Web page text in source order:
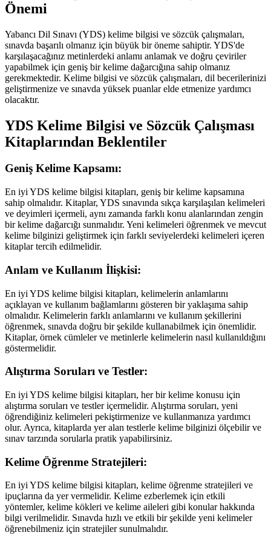
Önemi
Yabancı Dil Sınavı (YDS) kelime bilgisi ve sözcük çalışmaları,
sınavda başarılı olmanız için büyük bir öneme sahiptir. YDS'de
karşılaşacağınız metinlerdeki anlamı anlamak ve doğru çeviriler
yapabilmek için geniş bir kelime dağarcığına sahip olmanız
gerekmektedir. Kelime bilgisi ve sözcük çalışmaları, dil becerilerinizi
geliştirmenize ve sınavda yüksek puanlar elde etmenize yardımcı
olacaktır.
YDS Kelime Bilgisi ve Sözcük Çalışması
Kitaplarından Beklentiler
Geniş Kelime Kapsamı:
En iyi YDS kelime bilgisi kitapları, geniş bir kelime kapsamına
sahip olmalıdır. Kitaplar, YDS sınavında sıkça karşılaşılan kelimeleri
ve deyimleri içermeli, aynı zamanda farklı konu alanlarından zengin
bir kelime dağarcığı sunmalıdır. Yeni kelimeleri öğrenmek ve mevcut
kelime bilginizi geliştirmek için farklı seviyelerdeki kelimeleri içeren
kitaplar tercih edilmelidir.
Anlam ve Kullanım İlişkisi:
En iyi YDS kelime bilgisi kitapları, kelimelerin anlamlarını
açıklayan ve kullanım bağlamlarını gösteren bir yaklaşıma sahip
olmalıdır. Kelimelerin farklı anlamlarını ve kullanım şekillerini
öğrenmek, sınavda doğru bir şekilde kullanabilmek için önemlidir.
Kitaplar, örnek cümleler ve metinlerle kelimelerin nasıl kullanıldığını
göstermelidir.
Alıştırma Soruları ve Testler:
En iyi YDS kelime bilgisi kitapları, her bir kelime konusu için
alıştırma soruları ve testler içermelidir. Alıştırma soruları, yeni
öğrendiğiniz kelimeleri pekiştirmenize ve kullanmanıza yardımcı
olur. Ayrıca, kitaplarda yer alan testlerle kelime bilginizi ölçebilir ve
sınav tarzında sorularla pratik yapabilirsiniz.
Kelime Öğrenme Stratejileri:
En iyi YDS kelime bilgisi kitapları, kelime öğrenme stratejileri ve
ipuçlarına da yer vermelidir. Kelime ezberlemek için etkili
yöntemler, kelime kökleri ve kelime aileleri gibi konular hakkında
bilgi verilmelidir. Sınavda hızlı ve etkili bir şekilde yeni kelimeler
öğrenebilmeniz için stratejiler sunulmalıdır.